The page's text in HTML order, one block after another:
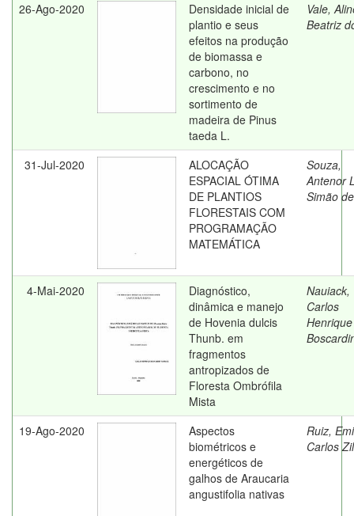
26-Ago-2020
Densidade inicial de
plantio e seus
efeitos na produção
de biomassa e
carbono, no
crescimento e no
sortimento de
madeira de Pinus
taeda L.
Vale,
Beatriz
31-Jul-2020
ALOCAÇÃO
ESPACIAL ÓTIMA
DE PLANTIOS
FLORESTAIS COM
PROGRAMAÇÃO
MATEMÁTICA
Souza,
Antenor
Simão de
4-Mai-2020
Diagnóstico,
dinâmica e manejo
de Hovenia dulcis
Thunb. em
fragmentos
antropizados de
Floresta Ombrófila
Mista
Nauiack,
Carlos
Henrique
19-Ago-2020
Aspectos
biométricos e
energéticos de
galhos de Araucaria
angustifolia nativas
Ruiz,
Carlos